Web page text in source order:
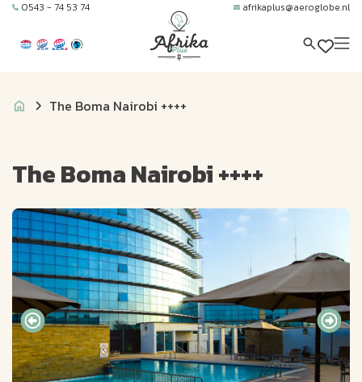
0543 - 74 53 74 afrikaplus@aeroglobe.nl
The Boma Nairobi ++++
The Boma Nairobi ++++